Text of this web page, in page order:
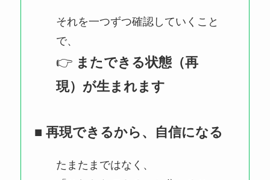
それを一つずつ確認していくこと
で、
👉 またできる状態（再
現）が生まれます
■ 再現できるから、自信になる
たまたまではなく、